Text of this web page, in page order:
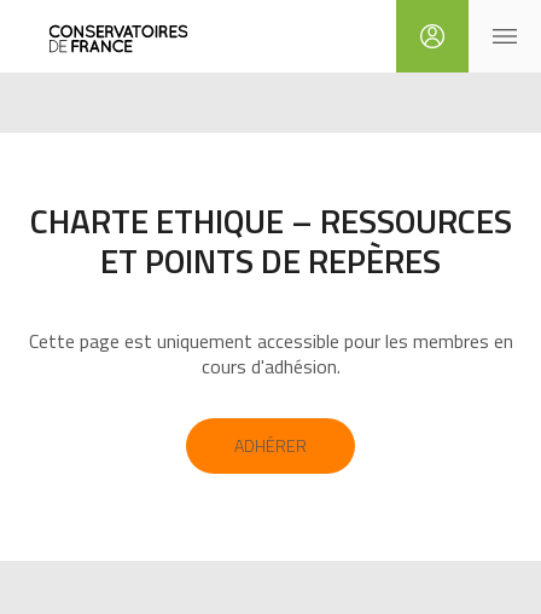
CHARTE ETHIQUE – RESSOURCES
ET POINTS DE REPÈRES
Cette page est uniquement accessible pour les membres en
cours d'adhésion.
ADHÉRER